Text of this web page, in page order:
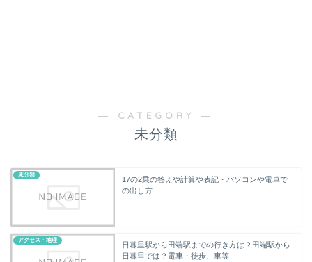
― CATEGORY ―
未分類
未分類
17の2乗の答えや計算や表記・パソコンや電卓で
の出し方
アクセス・地理
日暮里駅から田端駅までの行き方は？田端駅から
日暮里では？電車・徒歩、車等